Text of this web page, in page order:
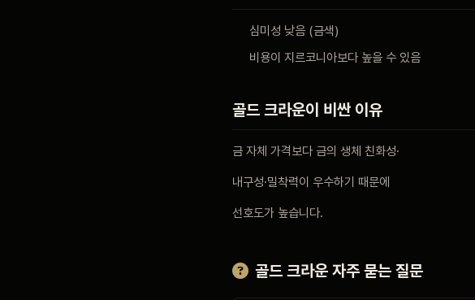
심미성 낮음 (금색)
비용이 지르코니아보다 높을 수 있음
골드 크라운이 비싼 이유
금 자체 가격보다 금의 생체 친화성·
내구성·밀착력이 우수하기 때문에
선호도가 높습니다.
골드 크라운 자주 묻는 질문